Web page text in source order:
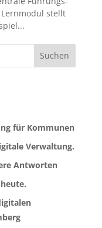
stellt
Suchen
für Kommunen
Verwaltung.
Antworten